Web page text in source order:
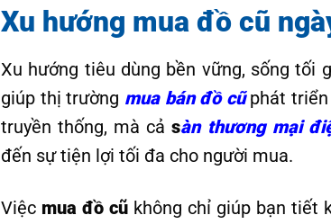
Xu hướng mua đồ cũ
Xu hướng tiêu dùng bền vững, sống tối
giúp thị trường mua bán đồ cũphát triển
truyền thống, mà cảsàn thương mại
đến sự tiện lợi tối đa cho người mua.
Việc mua đồ cũ không chỉ giúp bạn tiết